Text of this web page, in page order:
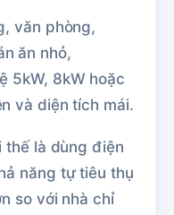
văn phòng,
ăn nhỏ,
5kW, 8kW hoặc
và diện tích mái.
thế là dùng điện
năng tự tiêu thụ
so với nhà chỉ